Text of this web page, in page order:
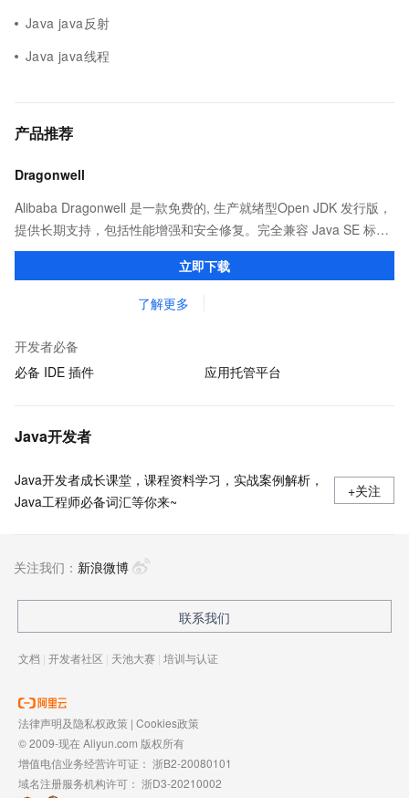
Java java反射
Java java线程
产品推荐
Dragonwell
Alibaba Dragonwell 是一款免费的, 生产就绪型Open JDK 发行版，
提供长期支持，包括性能增强和安全修复。完全兼容 Java SE 标
准，您可以在任何常用操作系统（包括 Linux、Windows 和
macOS）上开发 Java 应用程序。立即下载
了解更多
开发者必备
必备 IDE 插件
应用托管平台
Java开发者
Java开发者成长课堂，课程资料学习，实战案例解析，
Java工程师必备词汇等你来~
+关注
关注我们： 新浪微博
联系我们
文档 | 开发者社区 | 天池大赛 | 培训与认证
法律声明及隐私权政策 | Cookies政策
© 2009-现在 Aliyun.com 版权所有
增值电信业务经营许可证： 浙B2-20080101
域名注册服务机构许可： 浙D3-20210002